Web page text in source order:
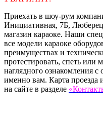
Приехать в шоу-рум
Инициативная, 7Б,
магазин караоке. Наши
все модели караоке
преимуществах и
протестировать, спеть или
наглядного ознакомления
именно вам. Карта проезда
на сайте в разделе